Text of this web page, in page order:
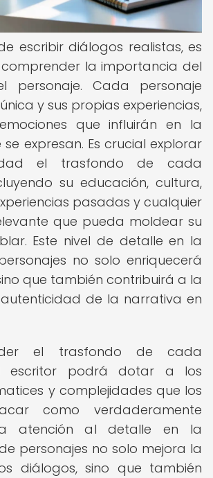
escribir diálogos realistas, es
la importancia del
personaje. Cada personaje
y sus propias experiencias,
que influirán en la
expresan. Es crucial explorar
el trasfondo de cada
su educación, cultura,
pasadas y cualquier
que pueda moldear su
Este nivel de detalle en la
no solo enriquecerá
que también contribuirá a la
de la narrativa en
el trasfondo de cada
escritor podrá dotar a los
y complejidades que los
como verdaderamente
atención al detalle en la
personajes no solo mejora la
diálogos, sino que también